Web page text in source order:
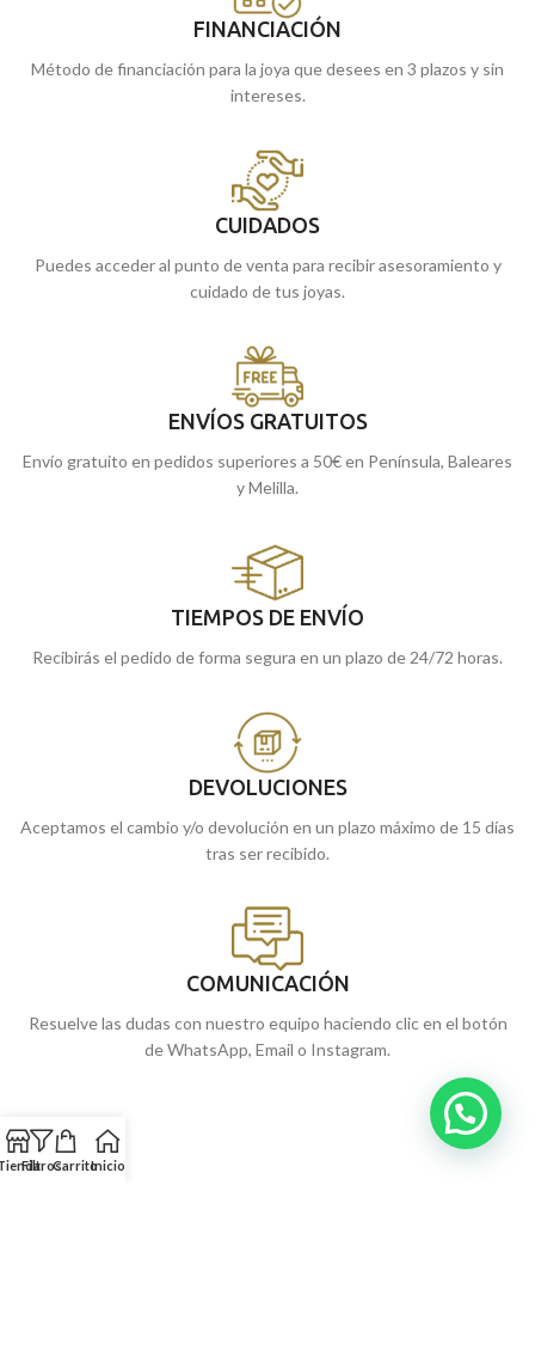
FINANCIACIÓN
Método de financiación para la joya que desees en 3 plazos y sin
intereses.
CUIDADOS
Puedes acceder al punto de venta para recibir asesoramiento y
cuidado de tus joyas.
ENVÍOS GRATUITOS
Envío gratuito en pedidos superiores a 50€ en Península, Baleares
y Melilla.
TIEMPOS DE ENVÍO
Recibirás el pedido de forma segura en un plazo de 24/72 horas.
DEVOLUCIONES
Aceptamos el cambio y/o devolución en un plazo máximo de 15 días
tras ser recibido.
COMUNICACIÓN
Resuelve las dudas con nuestro equipo haciendo clic en el botón
de WhatsApp, Email o Instagram.
FiltrosCarritoInicio